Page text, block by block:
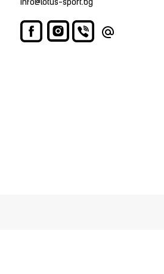
info@lotus-sport.bg